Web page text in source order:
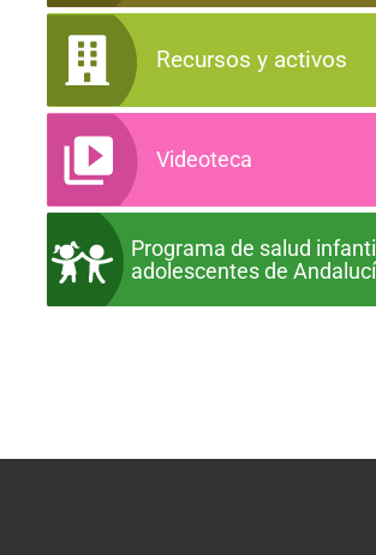
Recursos y activos
Videoteca
Programa de salud
adolescentes de